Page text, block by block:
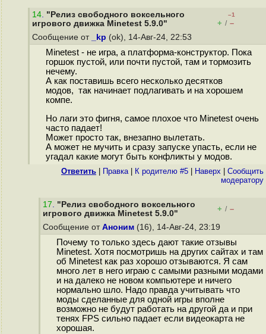
14. "Релиз свободного воксельного
игрового движка Minetest 5.9.0"
–1
+ / –
Сообщение от
_kp (ok), 14-Авг-24, 22:53
Minetest - не игра, а платформа-конструктор. Пока
горшок пустой, или почти пустой, там и тормозить
нечему.
А как поставишь всего несколько десятков
модов, так начинает подлагивать и на хорошем
компе.
Но лаги это фигня, самое плохое что Minetest очень
часто падает!
Может просто так, внезапно вылетать.
А может не мучить и сразу запуске упасть, если не
угадал какие могут быть конфликты у модов.
Ответить Правка| К родителю #5 Наверх
Cообщить
модератору
17. "Релиз свободного воксельного
игрового движка Minetest 5.9.0"
+ / –
Сообщение от Аноним (16), 14-Авг-24, 23:19
Почему то только здесь дают такие отзывы
Minetest. Хотя посмотришь на других сайтах и там
об Minetest как раз хорошо отзываются. Я сам
много лет в него играю с самыми разными модами
и на далеко не новом компьютере и ничего
нормально шло. Надо правда учитывать что
моды сделанные для одной игры вполне
возможно не будут работать на другой да и при
тенях FPS сильно падает если видеокарта не
хорошая.